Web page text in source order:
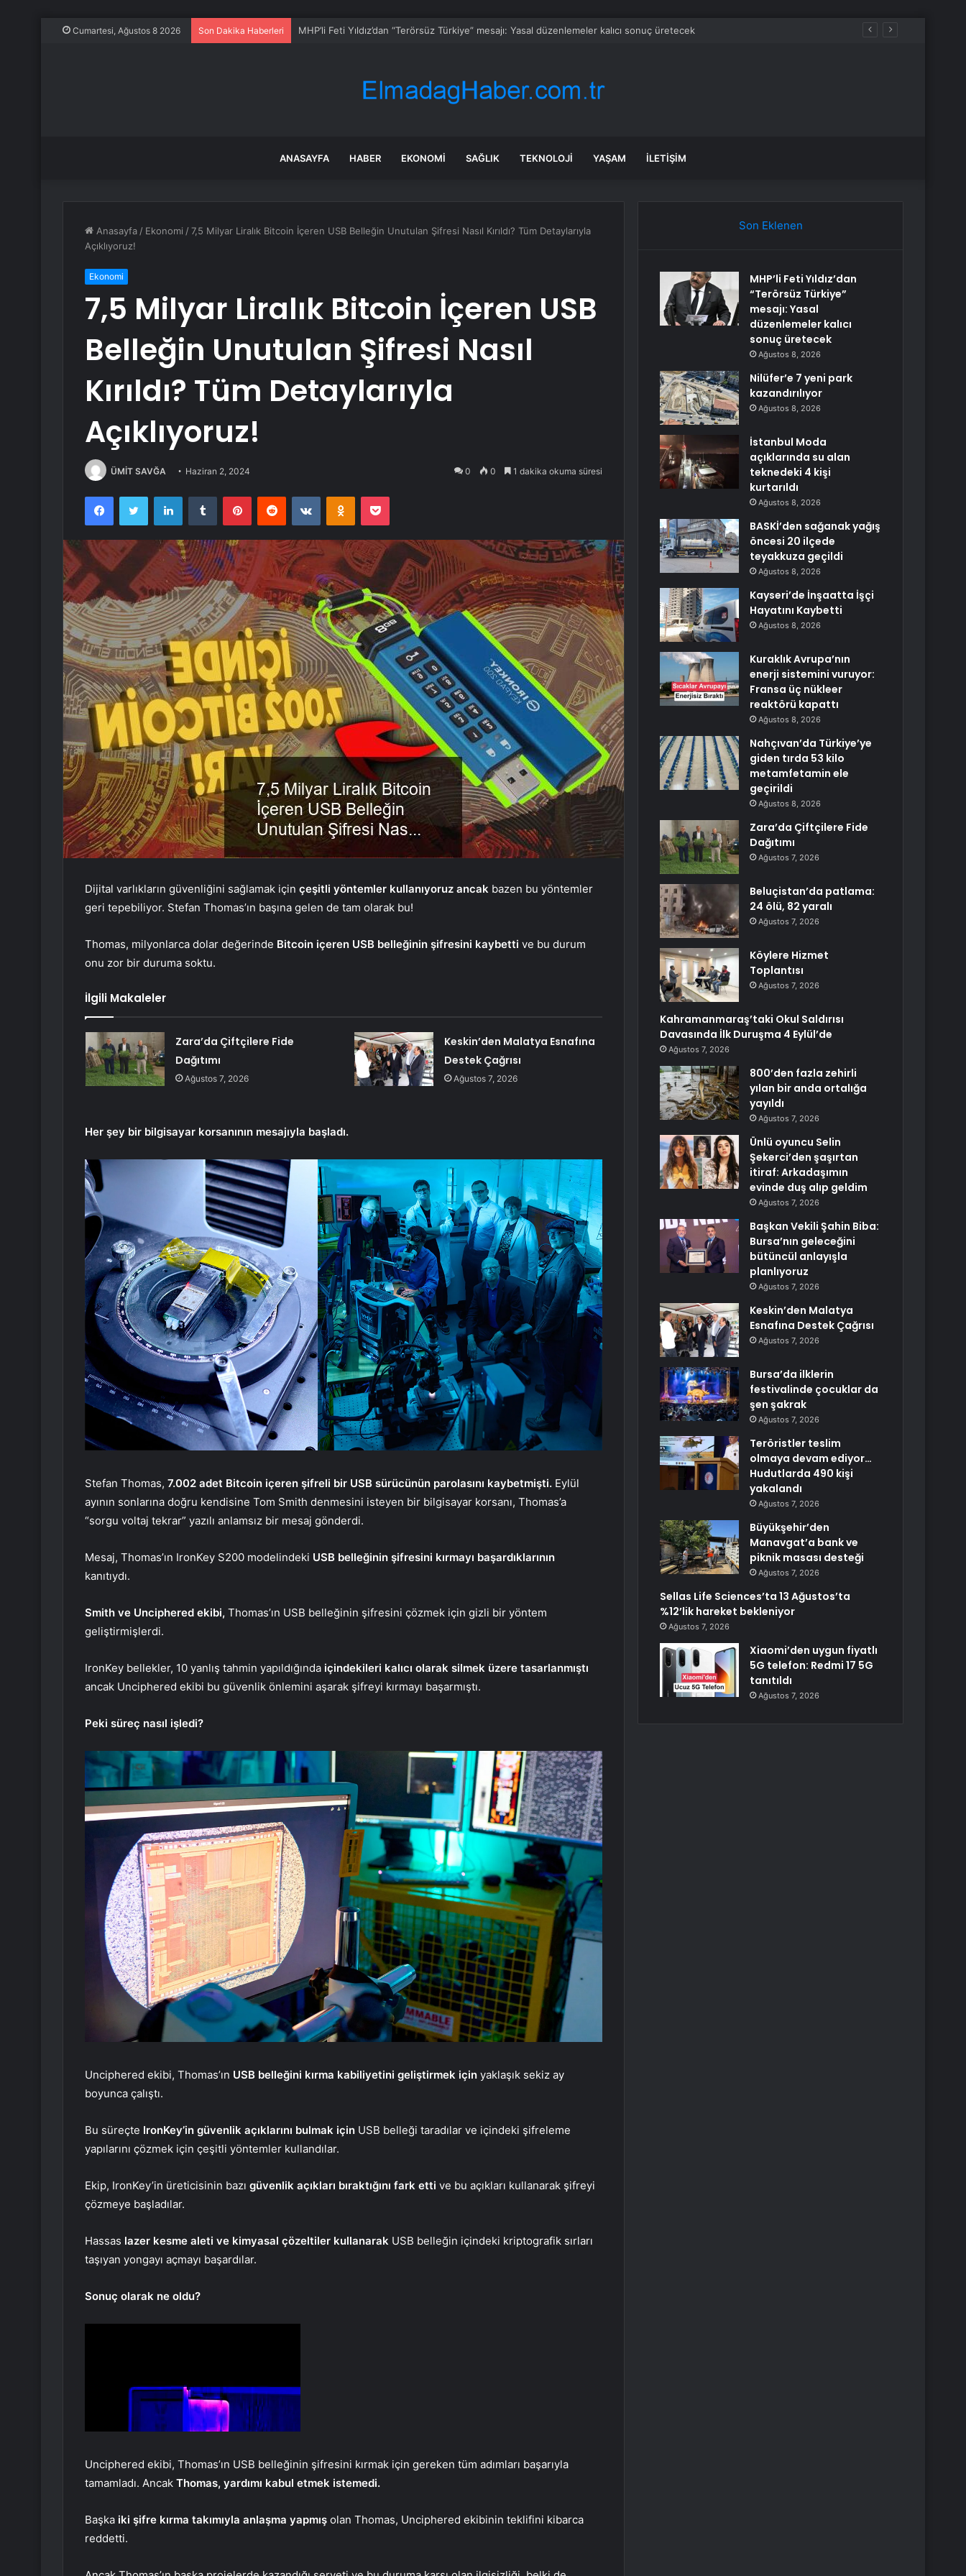
Cumartesi, Ağustos 8 2026 Son Dakika Haberleri Nilüfer’e 7 yeni park kazandırılıyor
ANASAYFA HABER EKONOMI SAĞLIK TEKNOLOJI YAŞAM İLETIŞIM
Anasayfa / Ekonomi /7,5 Milyar Liralık Bitcoin İçeren USB Belleğin Unutulan Şifresi Nasıl Kırıldı? Tüm Detaylarıyla
Açıklıyoruz!
Ekonomi
7,5 Milyar Liralık Bitcoin İçeren USB
Belleğin Unutulan Şifresi Nasıl
Kırıldı? Tüm Detaylarıyla
Açıklıyoruz!
ÜMİT SAVĞA Haziran 2, 2024 0 0 1 dakika okuma süresi
FacebookTwitter LinkedInTumblr PinterestReddit VKontakteOdnoklassniki
Pocket
Dijital varlıkların güvenliğini sağlamak için çeşitli yöntemler kullanıyoruz ancak bazen bu yöntemler
geri tepebiliyor. Stefan Thomas’ın başına gelen de tam olarak bu!
Thomas, milyonlarca dolar değerinde Bitcoin içeren USB belleğinin şifresini kaybetti ve bu durum
onu zor bir duruma soktu.
İlgili Makaleler
Zara’da Çiftçilere Fide
Dağıtımı
Ağustos 7, 2026
Keskin’den Malatya Esnafına
Destek Çağrısı
Ağustos 7, 2026
Her şey bir bilgisayar korsanının mesajıyla başladı.
Stefan Thomas, 7.002 adet Bitcoin içeren şifreli bir USB sürücünün parolasını kaybetmişti. Eylül
ayının sonlarına doğru kendisine Tom Smith denmesini isteyen bir bilgisayar korsanı, Thomas’a
“sorgu voltaj tekrar” yazılı anlamsız bir mesaj gönderdi.
Mesaj, Thomas’ın IronKey S200 modelindeki USB belleğinin şifresini kırmayı başardıklarının
kanıtıydı.
Smith ve Unciphered ekibi, Thomas’ın USB belleğinin şifresini çözmek için gizli bir yöntem
geliştirmişlerdi.
IronKey bellekler, 10 yanlış tahmin yapıldığında içindekileri kalıcı olarak silmek üzere tasarlanmıştı
ancak Unciphered ekibi bu güvenlik önlemini aşarak şifreyi kırmayı başarmıştı.
Peki süreç nasıl işledi?
Unciphered ekibi, Thomas’ın USB belleğini kırma kabiliyetini geliştirmek için yaklaşık sekiz ay
boyunca çalıştı.
Bu süreçte IronKey’in güvenlik açıklarını bulmak için USB belleği taradılar ve içindeki şifreleme
yapılarını çözmek için çeşitli yöntemler kullandılar.
Ekip, IronKey’in üreticisinin bazı güvenlik açıkları bıraktığını fark etti ve bu açıkları kullanarak şifreyi
çözmeye başladılar.
Hassas lazer kesme aleti ve kimyasal çözeltiler kullanarak USB belleğin içindeki kriptografik sırları
taşıyan yongayı açmayı başardılar.
Sonuç olarak ne oldu?
Unciphered ekibi, Thomas’ın USB belleğinin şifresini kırmak için gereken tüm adımları başarıyla
tamamladı. Ancak Thomas, yardımı kabul etmek istemedi.
Başka iki şifre kırma takımıyla anlaşma yapmış olan Thomas, Unciphered ekibinin teklifini kibarca
reddetti.
Son Eklenen
MHP’li Feti Yıldız’dan
“Terörsüz Türkiye”
mesajı: Yasal
düzenlemeler kalıcı
sonuç üretecek
Ağustos 8, 2026
Nilüfer’e 7 yeni park
kazandırılıyor
Ağustos 8, 2026
İstanbul Moda
açıklarında su alan
teknedeki 4 kişi
kurtarıldı
Ağustos 8, 2026
BASKİ’den sağanak yağış
öncesi 20 ilçede
teyakkuza geçildi
Ağustos 8, 2026
Kayseri’de İnşaatta İşçi
Hayatını Kaybetti
Ağustos 8, 2026
Kuraklık Avrupa’nın
enerji sistemini vuruyor:
Fransa üç nükleer
reaktörü kapattı
Ağustos 8, 2026
Nahçıvan’da Türkiye’ye
giden tırda 53 kilo
metamfetamin ele
geçirildi
Ağustos 8, 2026
Zara’da Çiftçilere Fide
Dağıtımı
Ağustos 7, 2026
Beluçistan’da patlama:
24 ölü, 82 yaralı
Ağustos 7, 2026
Köylere Hizmet
Toplantısı
Ağustos 7, 2026
Kahramanmaraş’taki Okul Saldırısı
Davasında İlk Duruşma 4 Eylül’de
Ağustos 7, 2026
800’den fazla zehirli
yılan bir anda ortalığa
yayıldı
Ağustos 7, 2026
Ünlü oyuncu Selin
Şekerci’den şaşırtan
itiraf: Arkadaşımın
evinde duş alıp geldim
Ağustos 7, 2026
Başkan Vekili Şahin Biba:
Bursa’nın geleceğini
bütüncül anlayışla
planlıyoruz
Ağustos 7, 2026
Keskin’den Malatya
Esnafına Destek Çağrısı
Ağustos 7, 2026
Bursa’da ilklerin
festivalinde çocuklar da
şen şakrak
Ağustos 7, 2026
Teröristler teslim
olmaya devam ediyor…
Hudutlarda 490 kişi
yakalandı
Ağustos 7, 2026
Büyükşehir’den
Manavgat’a bank ve
piknik masası desteği
Ağustos 7, 2026
Sellas Life Sciences’ta 13 Ağustos’ta
%12’lik hareket bekleniyor
Ağustos 7, 2026
Xiaomi’den uygun fiyatlı
5G telefon: Redmi 17 5G
tanıtıldı
Ağustos 7, 2026